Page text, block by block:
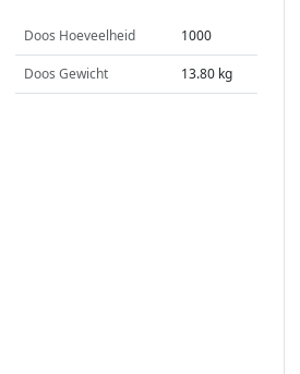
Doos Hoeveelheid 1000
Doos Gewicht 13.80 kg